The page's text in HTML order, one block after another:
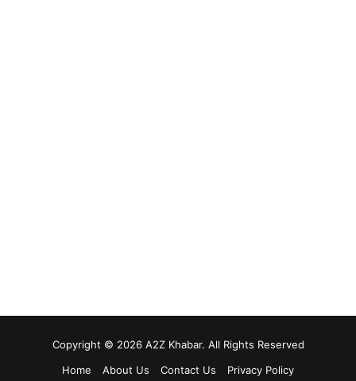
Copyright © 2026 A2Z Khabar. All Rights Reserved
Home
About Us Contact Us Privacy Policy